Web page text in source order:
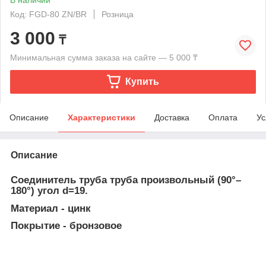
Код: FGD-80 ZN/BR
Розница
3 000 ₸
Минимальная сумма заказа на сайте — 5 000 ₸
Купить
Описание Характеристики Доставка Оплата
Описание
Соединитель труба труба произвольный (90°–
180°) угол d=19.
Материал - цинк
Покрытие - бронзовое